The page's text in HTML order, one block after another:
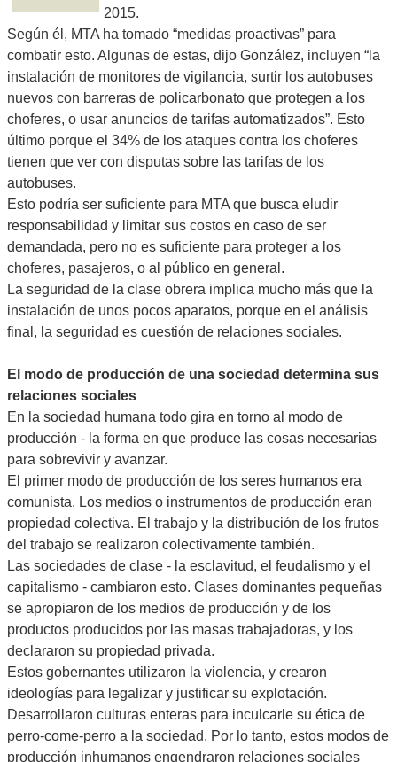
2015.
Según él, MTA ha tomado “medidas proactivas” para
combatir esto. Algunas de estas, dijo González, incluyen “la
instalación de monitores de vigilancia, surtir los autobuses
nuevos con barreras de policarbonato que protegen a los
choferes, o usar anuncios de tarifas automatizados”. Esto
último porque el 34% de los ataques contra los choferes
tienen que ver con disputas sobre las tarifas de los
autobuses.
Esto podría ser suficiente para MTA que busca eludir
responsabilidad y limitar sus costos en caso de ser
demandada, pero no es suficiente para proteger a los
choferes, pasajeros, o al público en general.
La seguridad de la clase obrera implica mucho más que la
instalación de unos pocos aparatos, porque en el análisis
final, la seguridad es cuestión de relaciones sociales.
El modo de producción de una sociedad determina sus
relaciones sociales
En la sociedad humana todo gira en torno al modo de
producción - la forma en que produce las cosas necesarias
para sobrevivir y avanzar.
El primer modo de producción de los seres humanos era
comunista. Los medios o instrumentos de producción eran
propiedad colectiva. El trabajo y la distribución de los frutos
del trabajo se realizaron colectivamente también.
Las sociedades de clase - la esclavitud, el feudalismo y el
capitalismo - cambiaron esto. Clases dominantes pequeñas
se apropiaron de los medios de producción y de los
productos producidos por las masas trabajadoras, y los
declararon su propiedad privada.
Estos gobernantes utilizaron la violencia, y crearon
ideologías para legalizar y justificar su explotación.
Desarrollaron culturas enteras para inculcarle su ética de
perro-come-perro a la sociedad. Por lo tanto, estos modos de
producción inhumanos engendraron relaciones sociales